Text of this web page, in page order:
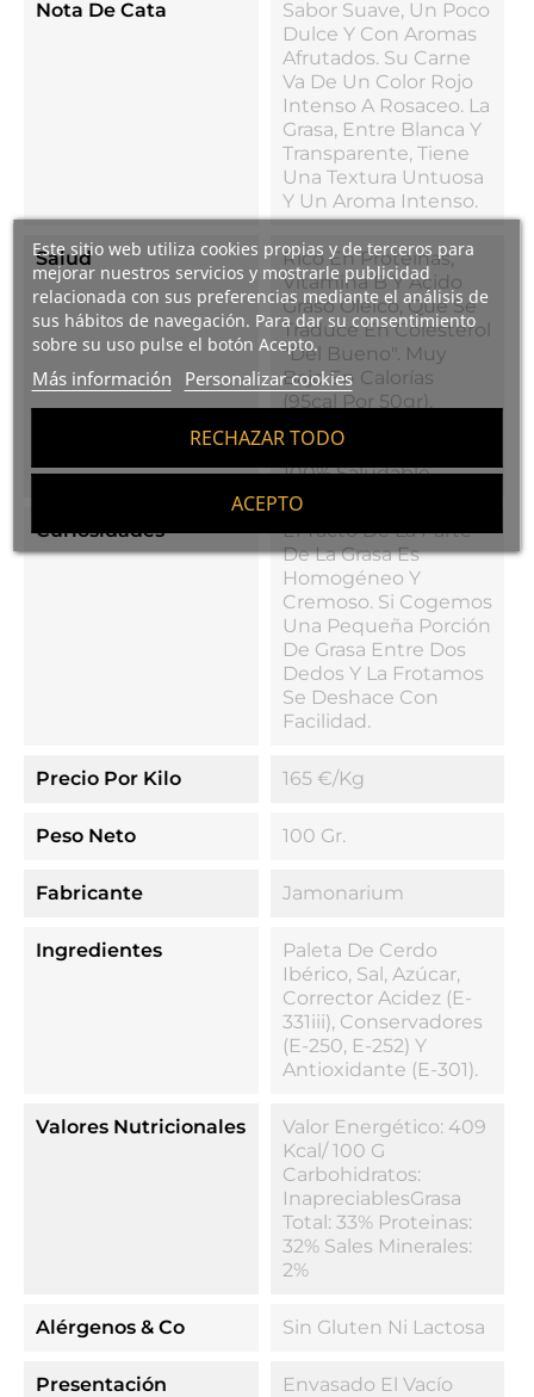
Este sitio web utiliza cookies propias y de terceros para
mejorar nuestros servicios y mostrarle publicidad
relacionada con sus preferencias mediante el análisis de
sus hábitos de navegación. Para dar su consentimiento
sobre su uso pulse el botón Acepto.
Más información Personalizar cookies
RECHAZAR TODO
ACEPTO
Nota De Cata
Sabor Suave, Un Poco
Dulce Y Con Aromas
Afrutados. Su Carne
Va De Un Color Rojo
Intenso A Rosaceo. La
Grasa, Entre Blanca Y
Transparente, Tiene
Una Textura Untuosa
Y Un Aroma Intenso.
Salud
Rico En Proteínas,
Vitamina B Y Ácido
Graso Oleico, Que Se
Traduce En Colesterol
"del Bueno". Muy
Bajo En Calorías
(95cal Por 50gr),
Integrante De La
Dieta Mediterránea,
100% Saludable.
Curiosidades
El Tacto De La Parte
De La Grasa Es
Homogéneo Y
Cremoso. Si Cogemos
Una Pequeña Porción
De Grasa Entre Dos
Dedos Y La Frotamos
Se Deshace Con
Facilidad.
Precio Por Kilo 165 €/kg
Peso Neto 100 Gr.
Fabricante Jamonarium
Ingredientes
Paleta De Cerdo
Ibérico, Sal, Azúcar,
Corrector Acidez (E-
331iii), Conservadores
(E-250, E-252) Y
Antioxidante (E-301).
Valores Nutricionales
Valor Energético: 409
Kcal/ 100 G
Carbohidratos:
InapreciablesGrasa
Total: 33% Proteinas:
32% Sales Minerales:
2%
Alérgenos & Co Sin Gluten Ni Lactosa
Presentación Envasado El Vacío